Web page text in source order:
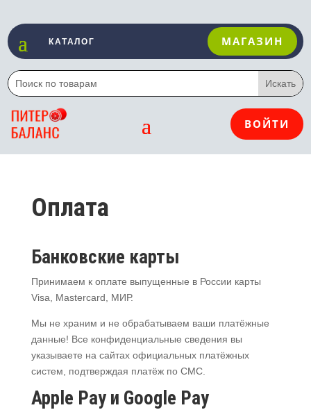
МАГАЗИН
ВОЙТИ
Оплата
Банковские карты
Принимаем к оплате выпущенные в России карты
Visa, Mastercard, МИР.
Мы не храним и не обрабатываем ваши платёжные
данные! Все конфиденциальные сведения вы
указываете на сайтах официальных платёжных
систем, подтверждая платёж по CMC.
Apple Pay и Google Pay